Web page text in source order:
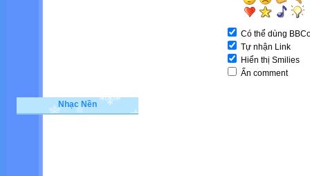
Có thể dùng
Tự nhận Link
Hiển thị Smilies
Ẩn comment
Nhạc Nền